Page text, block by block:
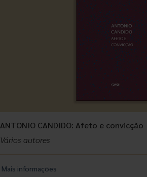
ANTONIO CANDIDO: Afeto e convicção
Vários autores
Mais informações